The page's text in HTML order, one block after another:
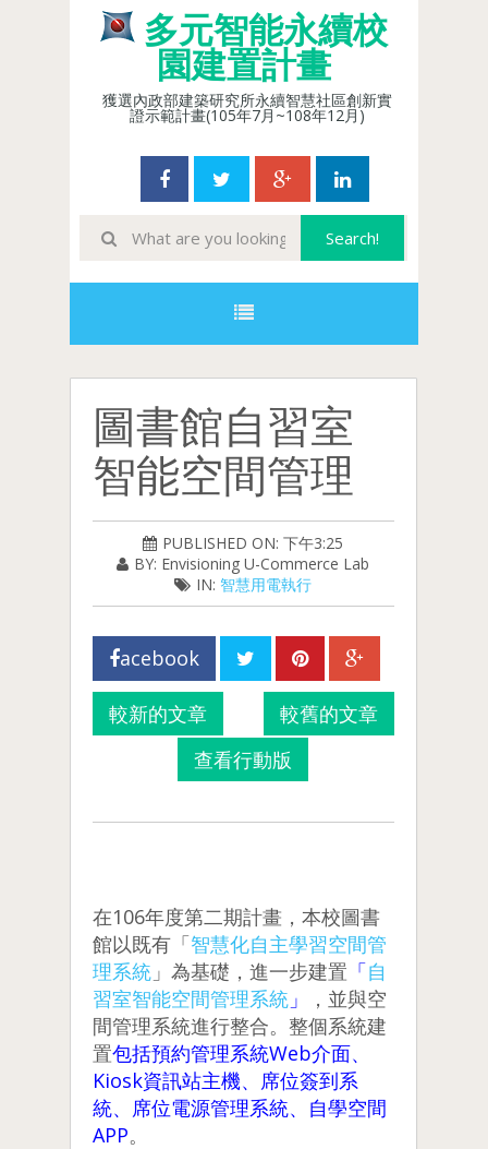
多元智能永續校
園建置計畫
獲選內政部建築研究所永續智慧社區創新實
證示範計畫(105年7月~108年12月)
圖書館自習室
智能空間管理
PUBLISHED ON: 下午3:25
BY: Envisioning U-Commerce Lab
IN: 智慧用電執行
acebook
較新的文章
較舊的文章
查看行動版
在106年度第二期計畫，本校圖書
館以既有「智慧化自主學習空間管
理系統 」為基礎，進一步建置 「自
習室智能空間管理系統 」
，並與空
間管理系統進行整合。整個系統建
置包括預約管理系統Web介面、
Kiosk資訊站主機、席位簽到系
統、席位電源管理系統、自學空間
APP。